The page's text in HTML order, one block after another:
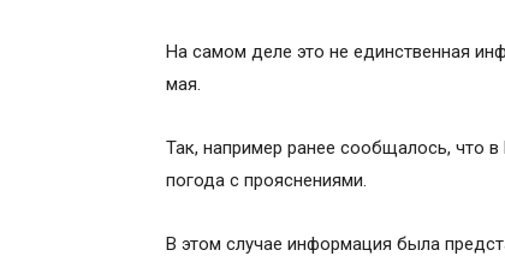
На самом деле это не единственная
мая.
Так, например ранее сообщалось, что
погода с прояснениями.
В этом случае информация была